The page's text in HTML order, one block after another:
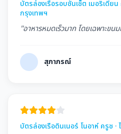
บัตรล่องเรือรอบซันเซ็ต เมอริเดีย
กรุงเทพฯ
"อาหารหมดเร็วมาก โดยเฉพาะขน
สุภาภรณ์
บัตรล่องเรือดินเนอร์ โนอาห์ ครูซ